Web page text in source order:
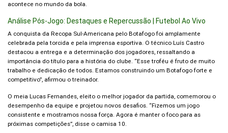
acontece no mundo da bola.
Análise Pós-Jogo: Destaques e Repercussão | Futebol Ao Vivo
A conquista da Recopa Sul-Americana pelo Botafogo foi amplamente
celebrada pela torcida e pela imprensa esportiva. O técnico Luís Castro
destacou a entrega e a determinação dos jogadores, ressaltando a
importância do título para a história do clube. “Esse troféu é fruto de muito
trabalho e dedicação de todos. Estamos construindo um Botafogo forte e
competitivo”, afirmou o treinador.
O meia Lucas Fernandes, eleito o melhor jogador da partida, comemorou o
desempenho da equipe e projetou novos desafios. “Fizemos um jogo
consistente e mostramos nossa força. Agora é manter o foco para as
próximas competições”, disse o camisa 10.